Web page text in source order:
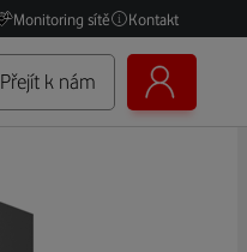
Monitoring sítě Kontakt
Přejít k nám